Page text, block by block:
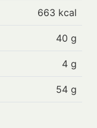
663 kcal
40 g
4 g
54 g